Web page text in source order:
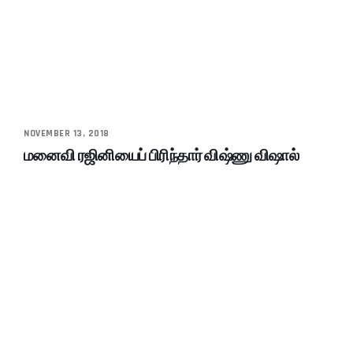
NOVEMBER 13, 2018
மனைவி ரஜினியைப் பிரிந்தார் விஷ்ணு விஷால்